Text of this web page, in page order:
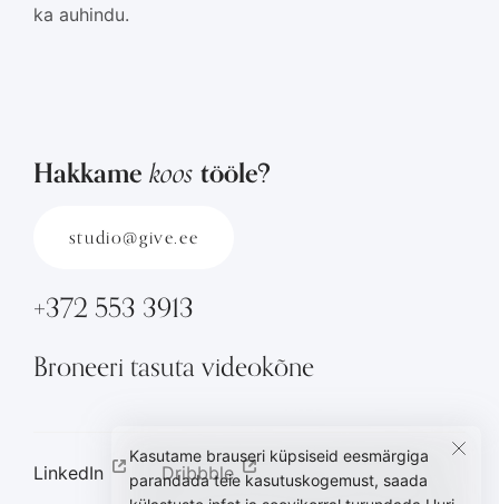
ka auhindu.
Hakkame koos tööle?
studio@give.ee
+372 553 3913
Broneeri tasuta videokõne
LinkedIn Dribbble
Kasutame brauseri küpsiseid eesmärgiga
parandada teie kasutuskogemust, saada